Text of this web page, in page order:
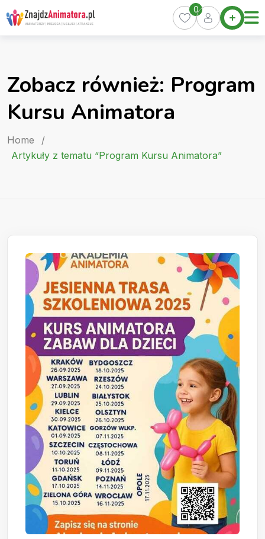
Skip
to
content
Home
Oferty
Pakiety
Kurs
Artykuły
0
Zobacz również: Program
Kursu Animatora
Home
/
Artykuły z tematu “Program Kursu Animatora”